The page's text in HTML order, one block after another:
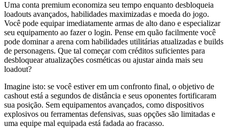
Uma conta premium economiza seu tempo enquanto desbloqueia
loadouts avançados, habilidades maximizadas e moeda do jogo.
Você pode equipar imediatamente armas de alto dano e especializar
seu equipamento ao fazer o login. Pense em quão facilmente você
pode dominar a arena com habilidades utilitárias atualizadas e builds
de personagens. Que tal começar com créditos suficientes para
desbloquear atualizações cosméticas ou ajustar ainda mais seu
loadout?
Imagine isto: se você estiver em um confronto final, o objetivo de
cashout está a segundos de distância e seus oponentes fortificaram
sua posição. Sem equipamentos avançados, como dispositivos
explosivos ou ferramentas defensivas, suas opções são limitadas e
uma equipe mal equipada está fadada ao fracasso.